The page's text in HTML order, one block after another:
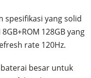
spesifikasi yang solid
128GB yang
rate 120Hz.
besar untuk